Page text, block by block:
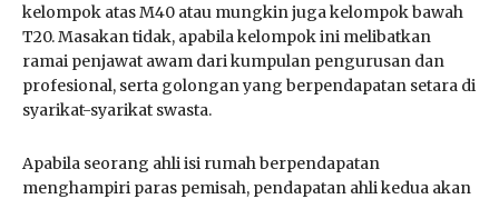
kelompok atas M40 atau mungkin juga kelompok bawah
T20. Masakan tidak, apabila kelompok ini melibatkan
ramai penjawat awam dari kumpulan pengurusan dan
profesional, serta golongan yang berpendapatan setara di
syarikat-syarikat swasta.
Apabila seorang ahli isi rumah berpendapatan
menghampiri paras pemisah, pendapatan ahli kedua akan